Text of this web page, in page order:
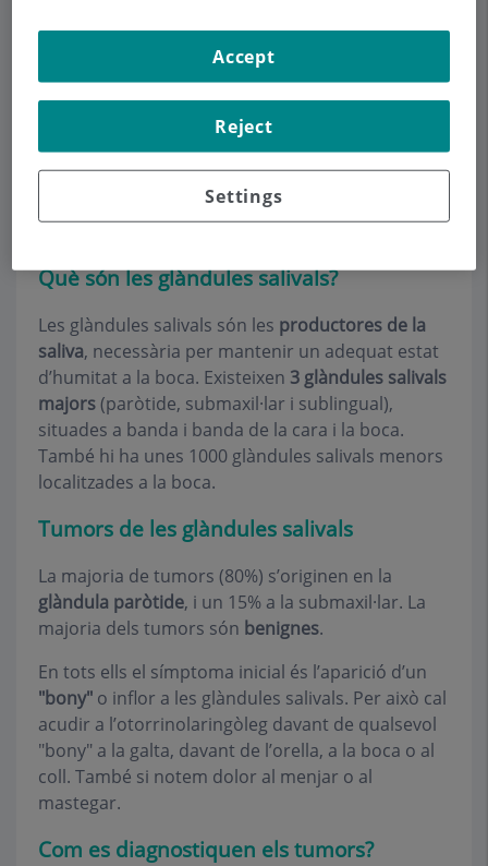
Què són les glàndules salivals?
Les glàndules salivals són les productores de la
saliva, necessària per mantenir un adequat estat
d’humitat a la boca. Existeixen 3 glàndules salivals
majors(paròtide, submaxil·lar i sublingual),
situades a banda i banda de la cara i la boca.
També hi ha unes 1000 glàndules salivals menors
localitzades a la boca.
Tumors de les glàndules salivals
La majoria de tumors (80%) s’originen en la
glàndula paròtide, i un 15% a la submaxil·lar. La
majoria dels tumors són benignes.
En tots ells el símptoma inicial és l’aparició d’un
"bony" o inflor a les glàndules salivals. Per això cal
acudir a l’otorrinolaringòleg davant de qualsevol
"bony" a la galta, davant de l’orella, a la boca o al
coll. També si notem dolor al menjar o al
mastegar.
Com es diagnostiquen els tumors?
Settings
Reject
Accept